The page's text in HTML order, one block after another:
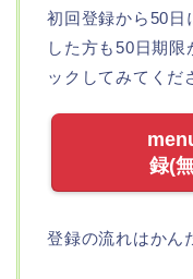
初回登録から50日
した方も50日期
ックしてみてくだ
録(
登録の流れはかん